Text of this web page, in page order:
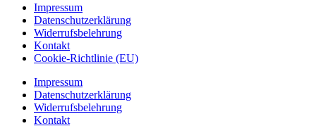
Impressum
Datenschutzerklärung
Widerrufsbelehrung
Kontakt
Cookie-Richtlinie (EU)
Impressum
Datenschutzerklärung
Widerrufsbelehrung
Kontakt